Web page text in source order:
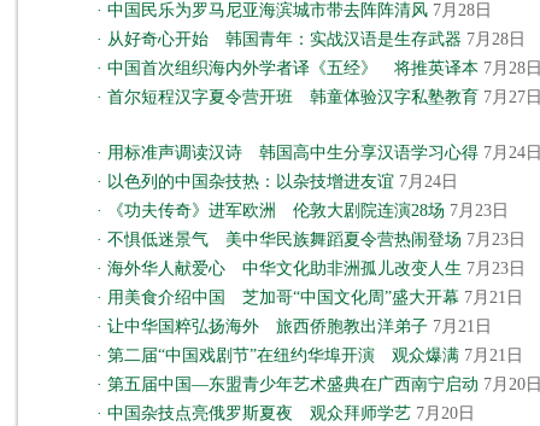
· 中国民乐为罗马尼亚海滨城市带去阵阵清风 7月28日
· 从好奇心开始 韩国青年：实战汉语是生存武器 7月28日
· 中国首次组织海内外学者译《五经》 将推英译本 7月28
· 首尔短程汉字夏令营开班 韩童体验汉字私塾教育 7月27
· 用标准声调读汉诗 韩国高中生分享汉语学习心得 7月24
· 以色列的中国杂技热：以杂技增进友谊 7月24日
·
《功夫传奇》进军欧洲 伦敦大剧院连演28场 7月23日
· 不惧低迷景气 美中华民族舞蹈夏令营热闹登场 7月23日
· 海外华人献爱心 中华文化助非洲孤儿改变人生 7月23日
· 用美食介绍中国 芝加哥“中国文化周”盛大开幕 7月21日
· 让中华国粹弘扬海外 旅西侨胞教出洋弟子 7月21日
· 第二届“中国戏剧节”在纽约华埠开演 观众爆满 7月21日
· 第五届中国—东盟青少年艺术盛典在广西南宁启动 7月20
· 中国杂技点亮俄罗斯夏夜 观众拜师学艺 7月20日